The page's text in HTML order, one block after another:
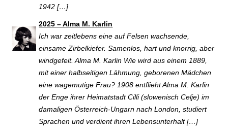
1942 […]
2025 – Alma M. Karlin
Ich war zeitlebens eine auf Felsen wachsende,
einsame Zirbelkiefer. Samenlos, hart und knorrig, aber
windgefeit. Alma M. Karlin Wie wird aus einem 1889,
mit einer halbseitigen Lähmung, geborenen Mädchen
eine wagemutige Frau? 1908 entflieht Alma M. Karlin
der Enge ihrer Heimatstadt Cilli (slowenisch Celje) im
damaligen Österreich-Ungarn nach London, studiert
Sprachen und verdient ihren Lebensunterhalt […]